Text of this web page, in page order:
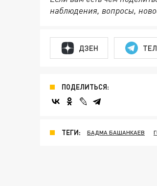
наблюдения, вопросы,
ДЗЕН
ПОДЕЛИТЬСЯ:
ТЕГИ: БАДМА БАШАНКАЕВ